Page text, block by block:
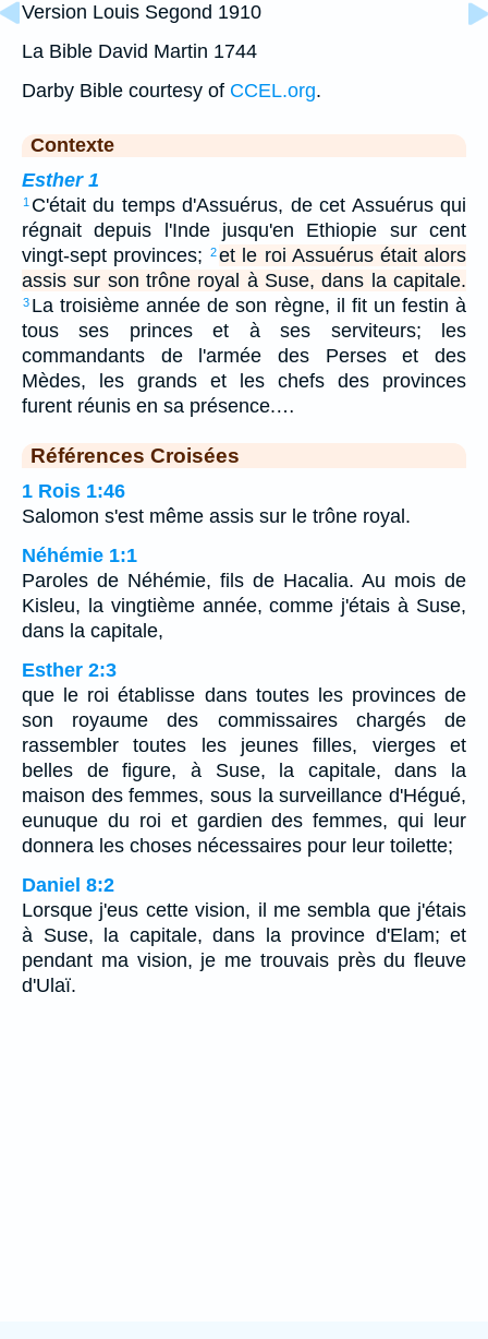
Version Louis Segond 1910
La Bible David Martin 1744
Darby Bible courtesy of CCEL.org.
Contexte
Esther 1
1 C'était du temps d'Assuérus, de cet Assuérus qui
régnait depuis l'Inde jusqu'en Ethiopie sur cent
vingt-sept provinces;
2et le roi Assuérus était alors
assis sur son trône royal à Suse, dans la capitale.
3 La troisième année de son règne, il fit un festin à
tous ses princes et à ses serviteurs; les
commandants de l'armée des Perses et des
Mèdes, les grands et les chefs des provinces
furent réunis en sa présence.…
Références Croisées
1 Rois 1:46
Salomon s'est même assis sur le trône royal.
Néhémie 1:1
Paroles de Néhémie, fils de Hacalia. Au mois de
Kisleu, la vingtième année, comme j'étais à Suse,
dans la capitale,
Esther 2:3
que le roi établisse dans toutes les provinces de
son royaume des commissaires chargés de
rassembler toutes les jeunes filles, vierges et
belles de figure, à Suse, la capitale, dans la
maison des femmes, sous la surveillance d'Hégué,
eunuque du roi et gardien des femmes, qui leur
donnera les choses nécessaires pour leur toilette;
Daniel 8:2
Lorsque j'eus cette vision, il me sembla que j'étais
à Suse, la capitale, dans la province d'Elam; et
pendant ma vision, je me trouvais près du fleuve
d'Ulaï.